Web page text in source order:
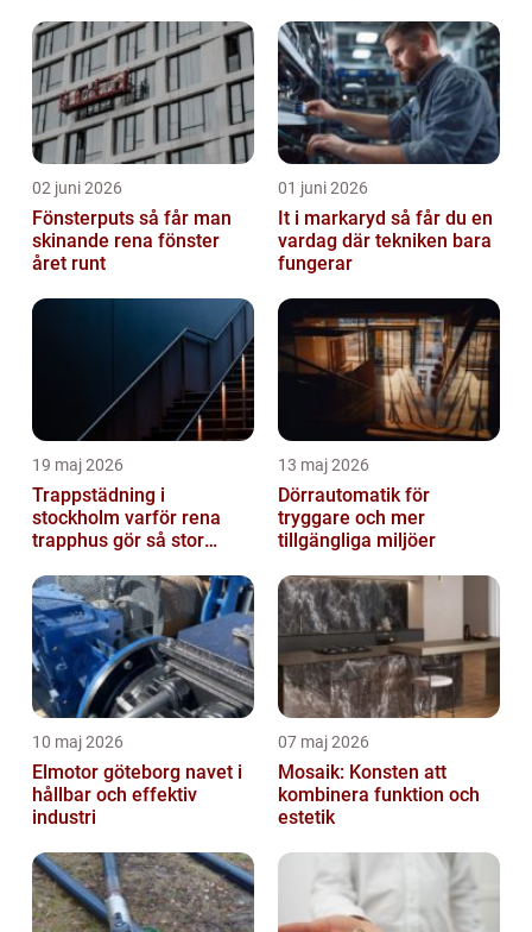
02 juni 2026
Fönsterputs så får man
skinande rena fönster
året runt
01 juni 2026
It i markaryd så får du en
vardag där tekniken bara
fungerar
19 maj 2026
Trappstädning i
stockholm varför rena
trapphus gör så stor
13 maj 2026
Dörrautomatik för
tryggare och mer
tillgängliga miljöer
10 maj 2026
Elmotor göteborg navet i
hållbar och effektiv
industri
07 maj 2026
Mosaik: Konsten att
kombinera funktion och
estetik